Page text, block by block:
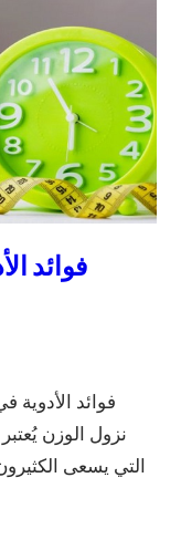
فوائد
فوائد
نزول الوزن
التي يسعى